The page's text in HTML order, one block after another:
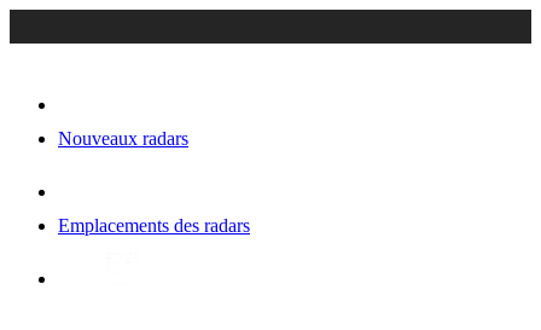
Nouveaux radars
Emplacements des radars